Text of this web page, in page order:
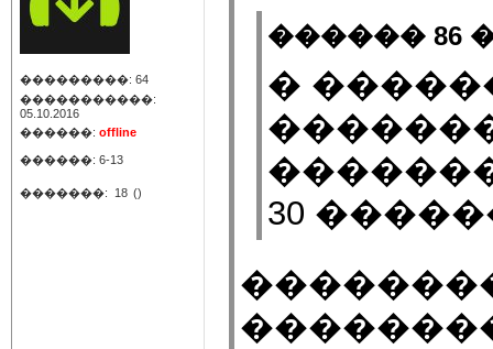
���������: 64
�����������:
05.10.2016
������: offline
������: 6-13
�������: 18 ()
������ 86
�
30